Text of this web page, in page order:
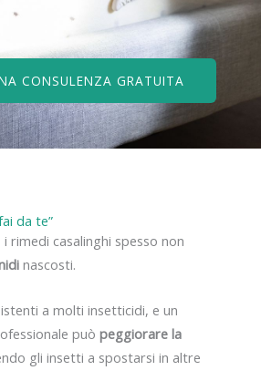
CONSULENZA GRATUITA
da te”
rimedi casalinghi spesso non
nascosti.
a molti insetticidi, e un
può peggiorare la
gli insetti a spostarsi in altre